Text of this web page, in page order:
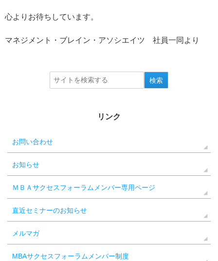
心よりお待ちしています。
マネジメント・ブレイン・アソシエイツ 社員一同より
リンク
お問い合わせ
お知らせ
ＭＢＡサクセスフォーラムメンバー専用ページ
直近セミナーのお知らせ
メルマガ
MBAサクセスフォーラムメンバー制度